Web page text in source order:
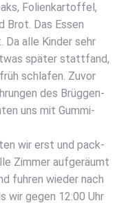
Foli­en­kar­tof­fel,
Brot. Das Essen
alle Kin­der sehr
spä­ter statt­fand,
schla­fen. Zuvor
des Brüg­gen-
uns mit Gum­mi­
wir erst und pack­
Zim­mer auf­ge­räumt
fuh­ren wie­der nach
wir gegen 12:00 Uhr